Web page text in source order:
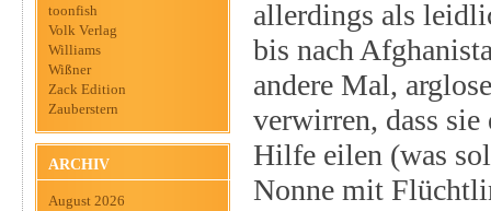
toonfish
Volk Verlag
Williams
Wißner
Zack Edition
Zauberstern
ARCHIV
August 2026
allerdings als
bis nach
andere Mal,
verwirren, dass
Hilfe eilen (was
Nonne mit